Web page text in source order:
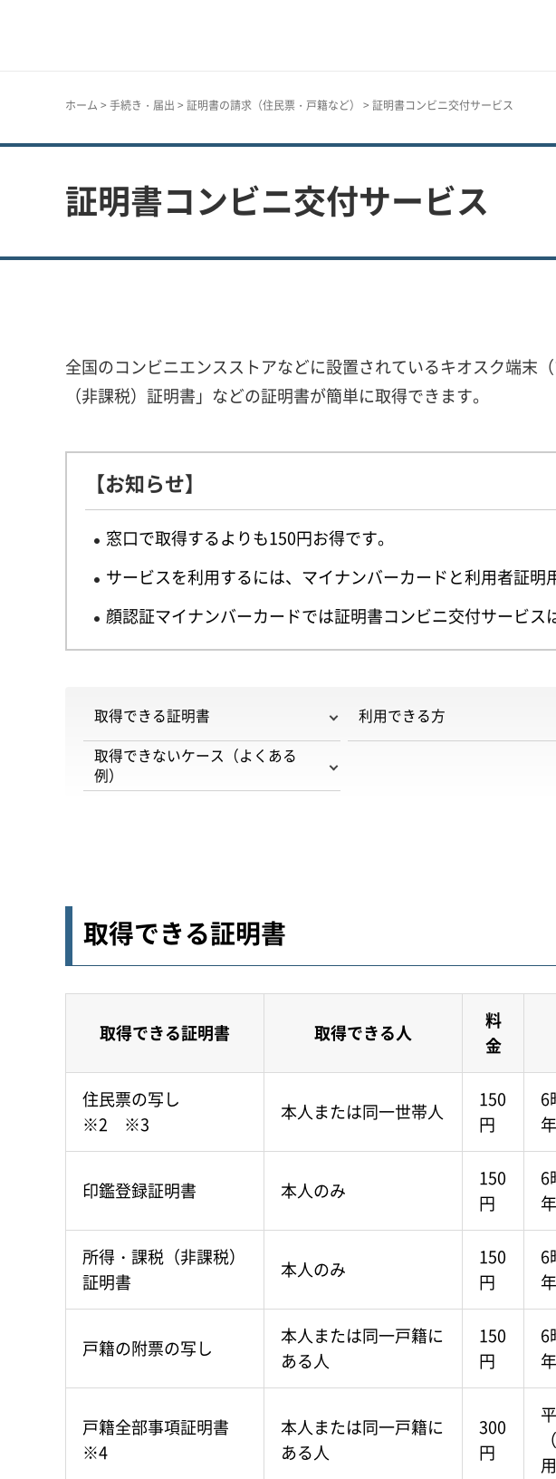
ホーム > 手続き・届出 > 証明書の請求（住民票・戸籍など） > 証明書コンビニ交付サービス
証明書コンビニ交付サービス
全国のコンビニエンスストアなどに設置されているキオスク端末
（非課税）証明書」などの証明書が簡単に取得できます。
【お知らせ】
窓口で取得するよりも150円お得です。
サービスを利用するには、マイナンバーカードと利用者証明
顔認証マイナンバーカードでは証明書コンビニ交付サービス
取得できる証明書 利用できる方
取得できないケース（よくある
例）
取得できる証明書
取得できる証明書 取得できる人
料
金
住民票の写し
※2 ※3
本人または同一世帯人
150
円
6
印鑑登録証明書 本人のみ
150
円
6
所得・課税（非課税）
証明書
本人のみ
150
円
6
戸籍の附票の写し
本人または同一戸籍に
ある人
150
円
6
戸籍全部事項証明書
※4
本人または同一戸籍に
ある人
300
円